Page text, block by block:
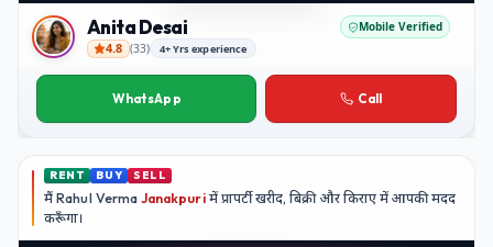
Anita Desai
Anita Desai Mobile Verified
4.8 (33) 4+ Yrs experience
WhatsApp Call
RENT BUY SELL
मैंRahul Verma Janakpuriमें प्रापर्टी खरीद, बिक्री और किराए में आपकी मदद
करूँगा।